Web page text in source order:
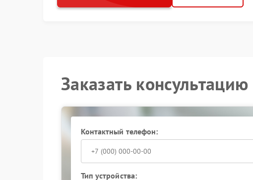
Заказать консультацию
Контактный телефон:
Тип устройства: